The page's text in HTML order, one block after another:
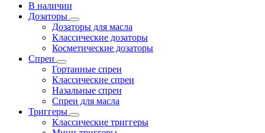
В наличии
Дозаторы
Дозаторы для масла
Классические дозаторы
Косметические дозаторы
Спреи
Гортанные спреи
Классические спреи
Назальные спреи
Спреи для масла
Триггеры
Классические триггеры